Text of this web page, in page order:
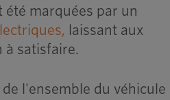
été marquées par un
laissant aux
à satisfaire.
l'ensemble du véhicule